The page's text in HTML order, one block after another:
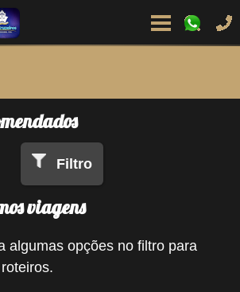
Filtro
viagens
algumas opções no filtro para